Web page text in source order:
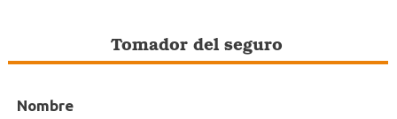
Tomador del seguro
Nombre